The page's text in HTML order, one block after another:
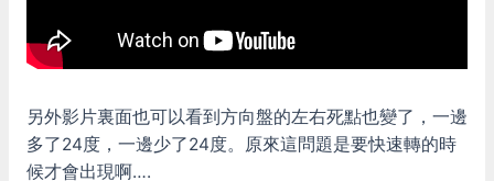
另外影片裏面也可以看到方向盤的左右死點也變了，一邊
多了24度，一邊少了24度。原來這問題是要快速轉的時
候才會出現啊….